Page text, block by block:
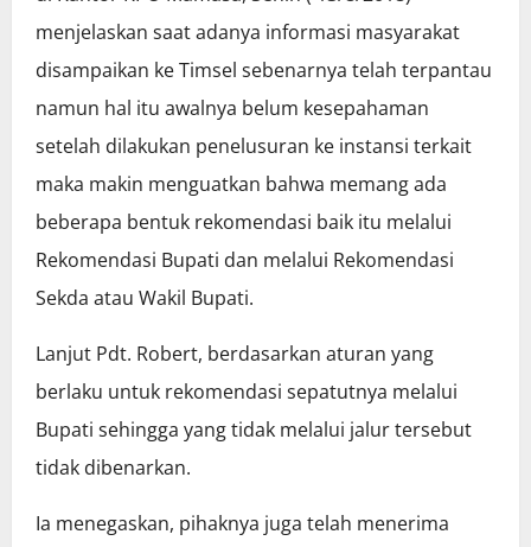
menjelaskan saat adanya informasi masyarakat
disampaikan ke Timsel sebenarnya telah terpantau
namun hal itu awalnya belum kesepahaman
setelah dilakukan penelusuran ke instansi terkait
maka makin menguatkan bahwa memang ada
beberapa bentuk rekomendasi baik itu melalui
Rekomendasi Bupati dan melalui Rekomendasi
Sekda atau Wakil Bupati.
Lanjut Pdt. Robert, berdasarkan aturan yang
berlaku untuk rekomendasi sepatutnya melalui
Bupati sehingga yang tidak melalui jalur tersebut
tidak dibenarkan.
Ia menegaskan, pihaknya juga telah menerima